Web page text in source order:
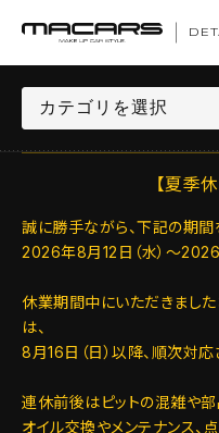
【夏季
誠に勝手ながら、下記の期間
2026年8月12日（水）～2026
休業期間中にいただきまし
は、
8月16日（日）以降、順次対応
連休前後はピットの混雑や
オイル交換やメンテナンス、